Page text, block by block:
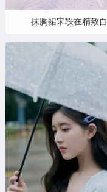
抹胸裙宋轶在精致自